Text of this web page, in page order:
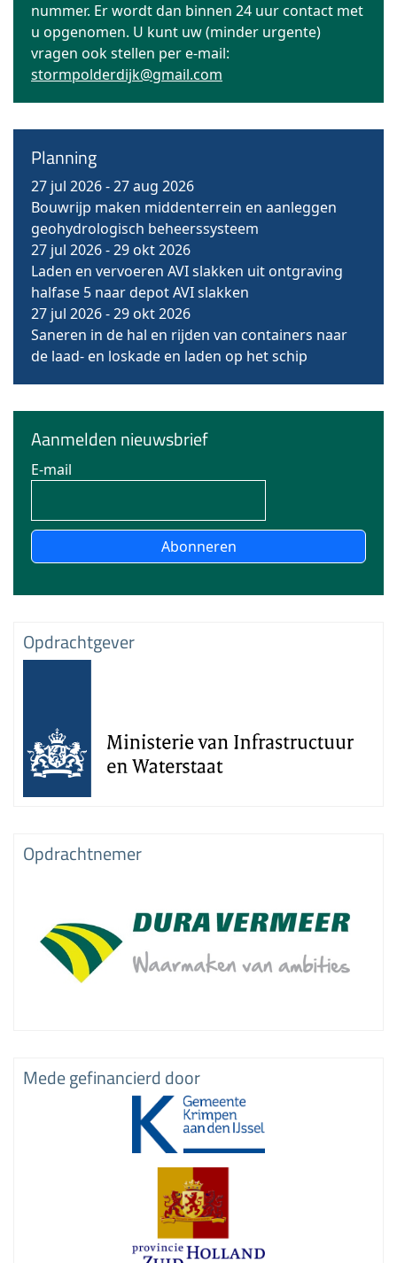
nummer. Er wordt dan binnen 24 uur contact met
u opgenomen. U kunt uw (minder urgente)
vragen ook stellen per e-mail:
stormpolderdijk@gmail.com
Planning
27 jul 2026-27 aug 2026
Bouwrijp maken middenterrein en aanleggen
geohydrologisch beheerssysteem
27 jul 2026-29 okt 2026
Laden en vervoeren AVI slakken uit ontgraving
halfase 5 naar depot AVI slakken
27 jul 2026-29 okt 2026
Saneren in de hal en rijden van containers naar
de laad- en loskade en laden op het schip
Aanmelden nieuwsbrief
E-mail
Abonneren
Opdrachtgever
Opdrachtnemer
Mede gefinancierd door